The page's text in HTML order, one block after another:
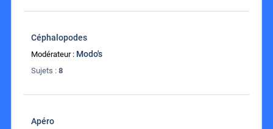
Céphalopodes
Modérateur : Modo's
Sujets : 8
Apéro